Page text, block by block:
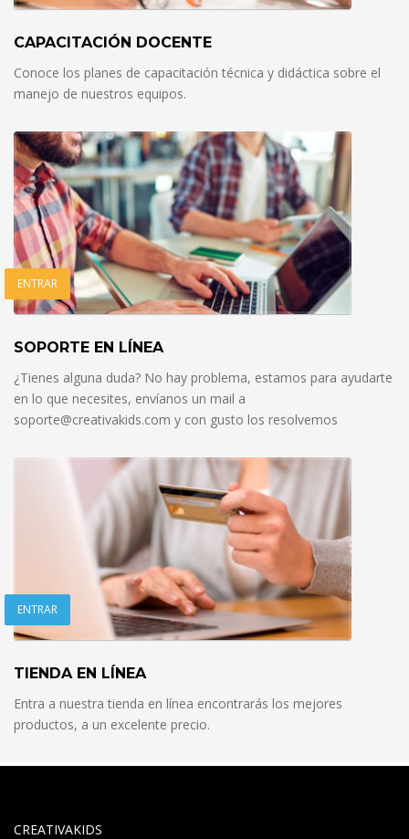
CAPACITACIÓN DOCENTE
Conoce los planes de capacitación técnica y didáctica sobre el
manejo de nuestros equipos.
ENTRAR
SOPORTE EN LÍNEA
¿Tienes alguna duda? No hay problema, estamos para ayudarte
en lo que necesites, envíanos un mail a
soporte@creativakids.com y con gusto los resolvemos
ENTRAR
TIENDA EN LÍNEA
Entra a nuestra tienda en línea encontrarás los mejores
productos, a un excelente precio.
CREATIVAKIDS